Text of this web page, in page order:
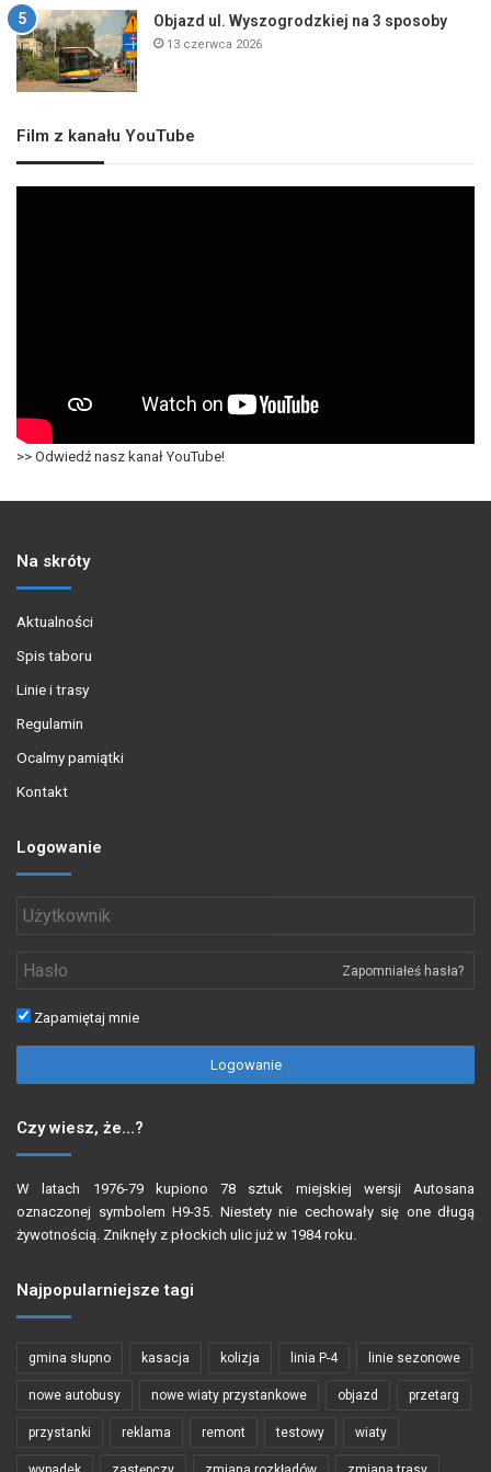
Objazd ul. Wyszogrodzkiej na 3 sposoby
13 czerwca 2026
Film z kanału YouTube
>> Odwiedź nasz kanał YouTube!
Na skróty
Aktualności
Spis taboru
Linie i trasy
Regulamin
Ocalmy pamiątki
Kontakt
Logowanie
Zapomniałeś hasła?
Zapamiętaj mnie
Logowanie
Czy wiesz, że…?
W latach 1976-79 kupiono 78 sztuk miejskiej wersji Autosana
oznaczonej symbolem H9-35. Niestety nie cechowały się one długą
żywotnością. Zniknęły z płockich ulic już w 1984 roku.
Najpopularniejsze tagi
gmina słupno kasacja kolizja linia P-4 linie sezonowe
nowe autobusy nowe wiaty przystankowe objazd przetarg
przystanki reklama remont testowy wiaty